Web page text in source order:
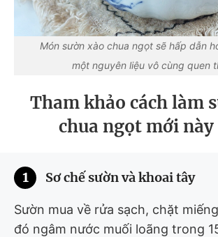
Món sườn xào chua ngọt sẽ hấp dẫn
một nguyên liệu vô cùng quen
Tham khảo cách làm
chua ngọt mới này
1 Sơ chế sườn và khoai tây
Sườn mua về rửa sạch, chặt
đó ngâm nước muối loãng trong